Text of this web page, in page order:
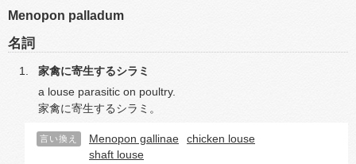
Menopon palladum
名詞
家禽に寄生するシラミ
a louse parasitic on poultry.
家禽に寄生するシラミ。
言い換え Menopon gallinae
chicken louse
shaft louse